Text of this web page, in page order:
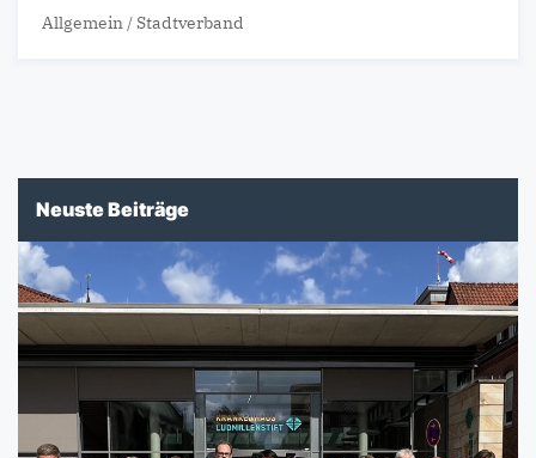
Allgemein /Stadtverband
Neuste Beiträge